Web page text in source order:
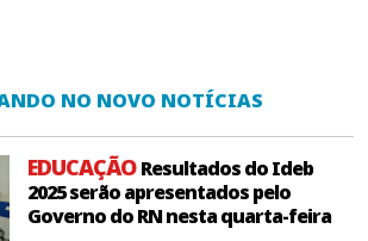
NO NOVO NOTÍCIAS
EDUCAÇÃOResultados do Ideb
2025 serão apresentados pelo
Governo do RN nesta quarta-feira